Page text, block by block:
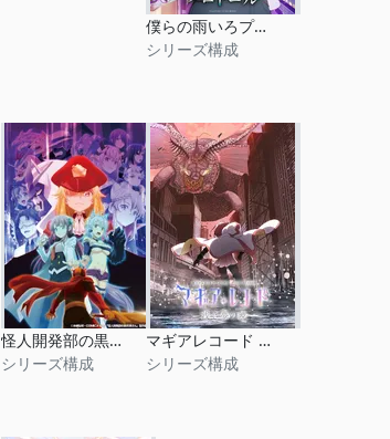
僕らの雨いろプロトコル
シリーズ構成
怪人開発部の黒井津さん
シリーズ構成
マギアレコード 魔法少女まどか☆マギカ外伝 Final Season ‐浅き夢の暁‐
シリーズ構成